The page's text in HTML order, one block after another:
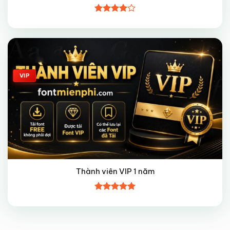
xếp hạng
45 sao
Giảm giá!
VIP
Thành viên VIP 1 năm
hạng55